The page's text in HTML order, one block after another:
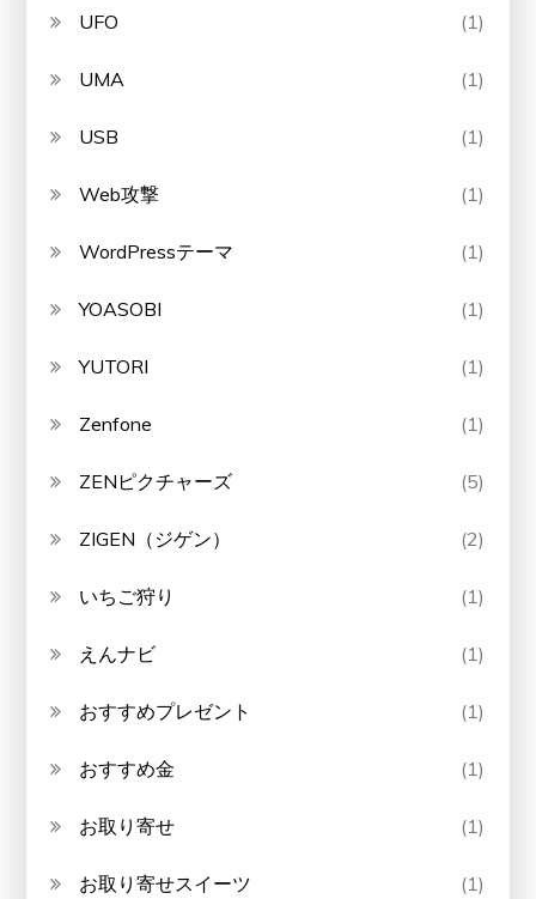
UFO (1)
UMA (1)
USB (1)
Web攻撃 (1)
WordPressテーマ (1)
YOASOBI (1)
YUTORI (1)
Zenfone (1)
ZENピクチャーズ (5)
ZIGEN（ジゲン） (2)
いちご狩り (1)
えんナビ (1)
おすすめプレゼント (1)
おすすめ金 (1)
お取り寄せ (1)
お取り寄せスイーツ (1)